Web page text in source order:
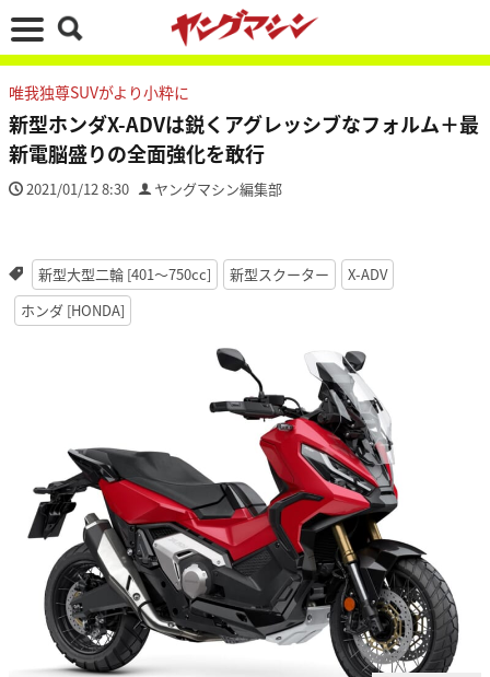
唯我独尊SUVがより小粋に
新型ホンダX-ADVは鋭くアグレッシブなフォルム＋最
新電脳盛りの全面強化を敢行
2021/01/12 8:30 ヤングマシン編集部
新型大型二輪 [401〜750cc] 新型スクーター
X-ADV
ホンダ [HONDA]